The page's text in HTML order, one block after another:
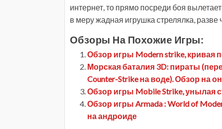
интернет, то прямо посреди боя
в меру жадная игрушка стрелялка, разве
Обзоры На Похожие Игры:
Обзор игры Modern strike, кривая
Морская баталия 3D: пираты
Counter-Strike на водe). Обзор на
Обзор игры Mobile Strike, унылая
Обзор игры Armada : World of
на андроиде